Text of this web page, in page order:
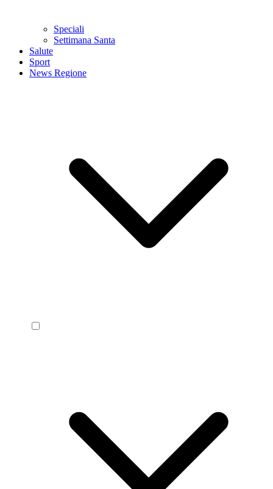
Speciali
Settimana Santa
Salute
Sport
News Regione